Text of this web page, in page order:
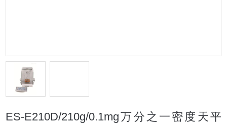
ES-E210D/210g/0.1mg万分之一密度天平